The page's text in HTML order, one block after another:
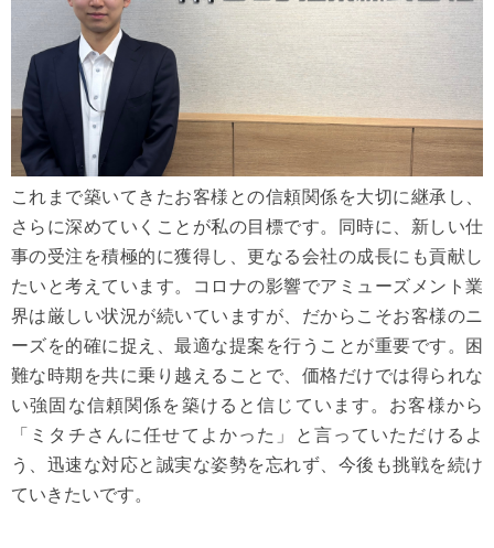
これまで築いてきたお客様との信頼関係を大切に継承し、
さらに深めていくことが私の目標です。同時に、新しい仕
事の受注を積極的に獲得し、更なる会社の成長にも貢献し
たいと考えています。コロナの影響でアミューズメント業
界は厳しい状況が続いていますが、だからこそお客様のニ
ーズを的確に捉え、最適な提案を行うことが重要です。困
難な時期を共に乗り越えることで、価格だけでは得られな
い強固な信頼関係を築けると信じています。お客様から
「ミタチさんに任せてよかった」と言っていただけるよ
う、迅速な対応と誠実な姿勢を忘れず、今後も挑戦を続け
ていきたいです。